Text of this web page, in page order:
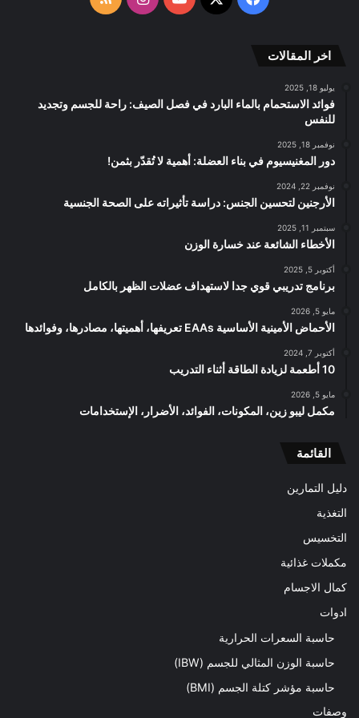
اخر المقالات
يوليو 18, 2025
فوائد الاستحمام بالماء البارد في فصل الصيف: راحة للجسم وتجديد
للنفس
نوفمبر 18, 2025
دور المغنيسيوم في بناء العضلة: أهمية لا تُقدّر بثمن!
نوفمبر 22, 2024
الأرجنين لتحسين الجنس: دراسة تأثيراته على الصحة الجنسية
سبتمبر 11, 2025
الأخطاء الشائعة عند خسارة الوزن
أكتوبر 5, 2025
برنامج تدريبي قوي جدا لاستهداف عضلات الظهر بالكامل
مايو 5, 2026
الأحماض الأمينية الأساسية EAAs تعريفها، أهميتها، مصادرها، وفوائدها
أكتوبر 7, 2024
10 أطعمة لزيادة الطاقة أثناء التدريب
مايو 5, 2026
مكمل ليبو زين، المكونات، الفوائد، الأضرار، الإستخدامات
القائمة
دليل التمارين
التغذية
التخسيس
مكملات غذائية
كمال الاجسام
ادوات
حاسبة السعرات الحرارية
حاسبة الوزن المثالي للجسم (IBW)
حاسبة مؤشر كتلة الجسم (BMI)
وصفات